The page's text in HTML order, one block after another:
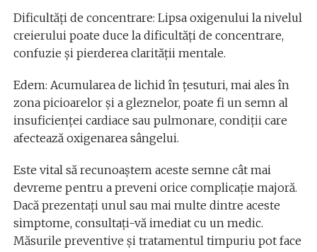
Dificultăți de concentrare: Lipsa oxigenului la nivelul
creierului poate duce la dificultăți de concentrare,
confuzie și pierderea clarității mentale.
Edem: Acumularea de lichid în țesuturi, mai ales în
zona picioarelor și a gleznelor, poate fi un semn al
insuficienței cardiace sau pulmonare, condiții care
afectează oxigenarea sângelui.
Este vital să recunoaștem aceste semne cât mai
devreme pentru a preveni orice complicație majoră.
Dacă prezentați unul sau mai multe dintre aceste
simptome, consultați-vă imediat cu un medic.
Măsurile preventive și tratamentul timpuriu pot face